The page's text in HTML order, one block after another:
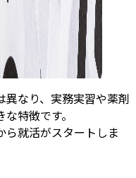
異なり、実務実習や薬剤
特徴です。
就活がスタートしま